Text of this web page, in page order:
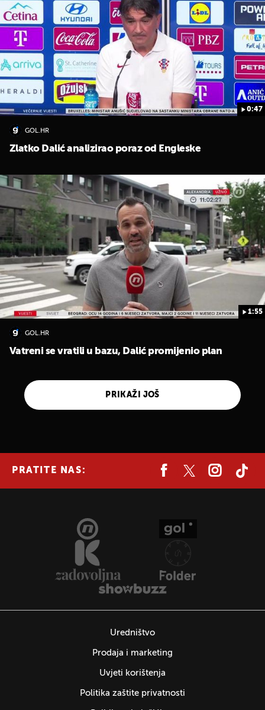
0:47
GOL.HR
Zlatko Dalić analizirao poraz od Engleske
1:55
GOL.HR
Vatreni se vratili u bazu, Dalić promijenio plan
PRIKAŽI JOŠ
PRATITE NAS:
Uredništvo
Prodaja i marketing
Uvjeti korištenja
Politika zaštite privatnosti